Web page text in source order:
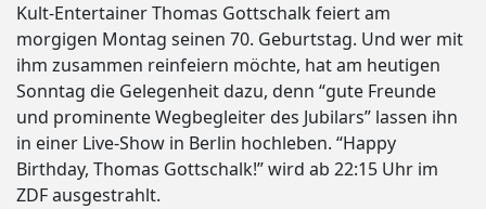
Kult-Entertainer Thomas Gottschalk feiert am
morgigen Montag seinen 70. Geburtstag. Und wer mit
ihm zusammen reinfeiern möchte, hat am heutigen
Sonntag die Gelegenheit dazu, denn “gute Freunde
und prominente Wegbegleiter des Jubilars” lassen ihn
in einer Live-Show in Berlin hochleben. “Happy
Birthday, Thomas Gottschalk!” wird ab 22:15 Uhr im
ZDF ausgestrahlt.